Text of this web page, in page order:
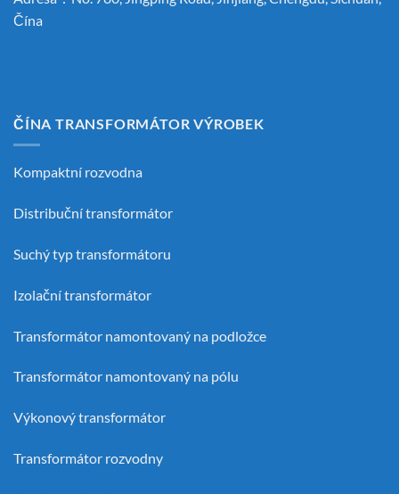
Čína
ČÍNA TRANSFORMÁTOR VÝROBEK
Kompaktní rozvodna
Distribuční transformátor
Suchý typ transformátoru
Izolační transformátor
Transformátor namontovaný na podložce
Transformátor namontovaný na pólu
Výkonový transformátor
Transformátor rozvodny